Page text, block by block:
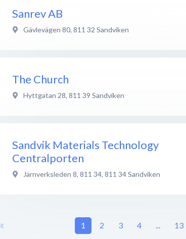
Sanrev AB
Gävlevägen 80, 811 32 Sandviken
The Church
Hyttgatan 28, 811 39 Sandviken
Sandvik Materials Technology
Centralporten
Järnverksleden 8, 811 34, 811 34Sandviken
1 2 3 4 ... 13